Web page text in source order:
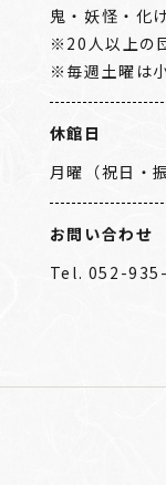
鬼・妖怪・化
※20人以上の
※毎週土曜は
休館日
月曜（祝日・
お問い合わせ
Tel. 052-